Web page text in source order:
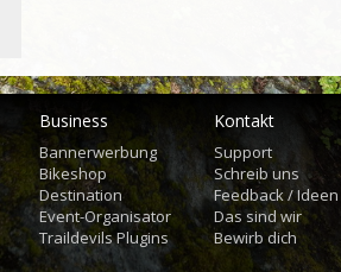
Business
Bannerwerbung
Bikeshop
Destination
Event-Organisator
Traildevils Plugins
Kontakt
Support
Schreib uns
Feedback / Ideen
Das sind wir
Bewirb dich